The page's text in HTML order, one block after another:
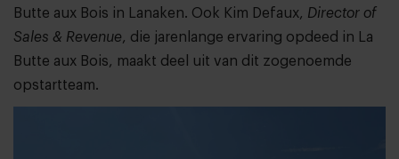
Butte aux Bois in Lanaken. Ook Kim Defaux, Director of
Sales & Revenue, die jarenlange ervaring opdeed in La
Butte aux Bois, maakt deel uit van dit zogenoemde
opstartteam.